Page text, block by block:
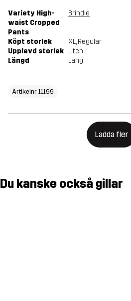
Variety High-
waist Cropped
Pants
Brindle
Köpt storlek XL, Regular
Upplevd storlek Liten
Längd
Lång
Artikelnr 11199
Ladda fler
Du kanske också gillar